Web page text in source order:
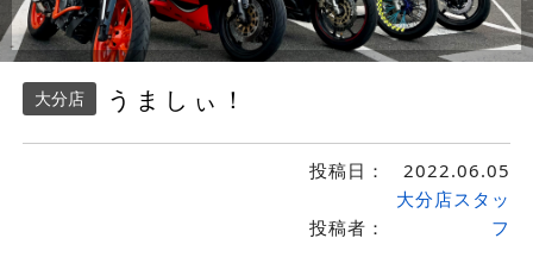
大分店 うましぃ！
投稿日： 2022.06.05
投稿者：
大分店スタッ
フ